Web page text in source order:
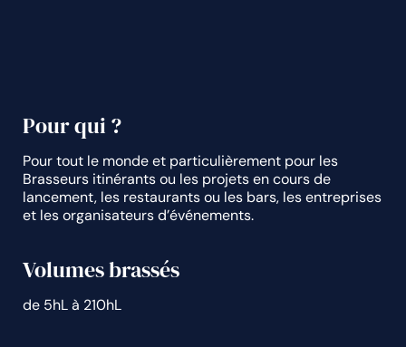
Pour qui ?
Pour tout le monde et particulièrement pour les
Brasseurs itinérants ou les projets en cours de
lancement, les restaurants ou les bars, les entreprises
et les organisateurs d’événements.
Volumes brassés
de 5hL à 210hL